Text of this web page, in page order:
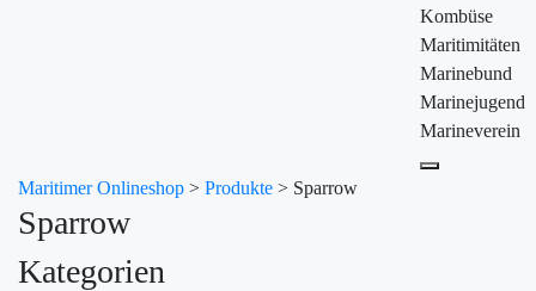
Kombüse
Maritimitäten
Marinebund
Marinejugend
Marineverein
Maritimer Onlineshop > Produkte > Sparrow
Sparrow
Kategorien